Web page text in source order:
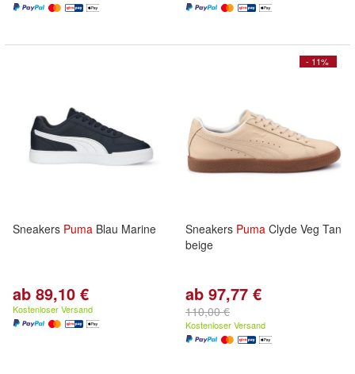
Sneakers Puma Blau Marine
ab 89,10 €
Kostenloser Versand
- 11%
Sneakers Puma Clyde Veg Tan
beige
ab 97,77 €
110,00 €
Kostenloser Versand